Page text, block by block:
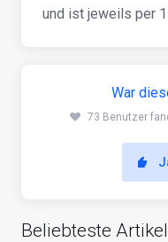
und ist jeweils per
War
73 Benutzer
Beliebteste Artikel